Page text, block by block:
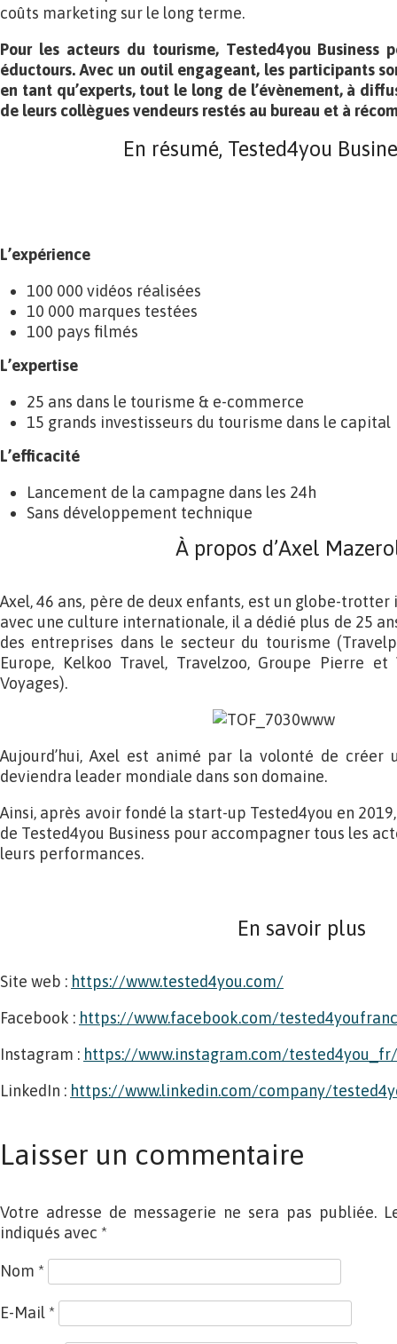
coûts marketing sur le long terme.
Pour les acteurs du tourisme, Tested4you Business
éductours. Avec un outil engageant, les participants
en tant qu’experts, tout le long de l’évènement, à
de leurs collègues vendeurs restés au bureau et à
En résumé, Tested4you
L’expérience
100 000 vidéos réalisées
10 000 marques testées
100 pays filmés
L’expertise
25 ans dans le tourisme & e-commerce
15 grands investisseurs du tourisme dans le capital
L’efficacité
Lancement de la campagne dans les 24h
Sans développement technique
À propos d’Axel
Axel, 46 ans, père de deux enfants, est un globe-
avec une culture internationale, il a dédié plus de 25
des entreprises dans le secteur du tourisme
Europe, Kelkoo Travel, Travelzoo, Groupe Pierre et
Voyages).
Aujourd’hui, Axel est animé par la volonté de créer
deviendra leader mondiale dans son domaine.
Ainsi, après avoir fondé la start-up Tested4you en
de Tested4you Business pour accompagner tous les
leurs performances.
En savoir plus
Site web : https://www.tested4you.com/
Facebook : https://www.facebook.com/
Instagram : https://www.instagram.com/tested4you_fr/
LinkedIn : https://www.linkedin.com/company/
Laisser un commentaire
Votre adresse de messagerie ne sera pas publiée.
indiqués avec *
Nom *
E-Mail *